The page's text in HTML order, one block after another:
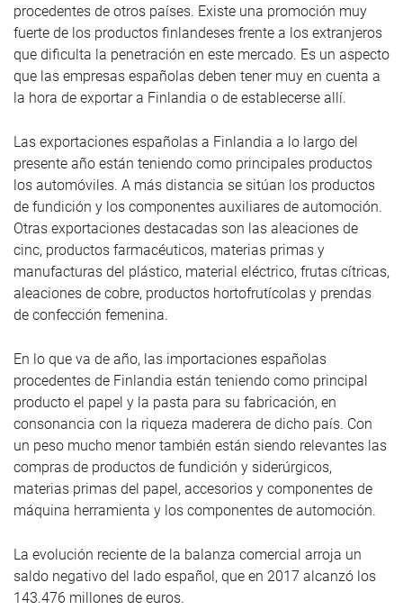
procedentes de otros países. Existe una promoción muy
fuerte de los productos finlandeses frente a los extranjeros
que dificulta la penetración en este mercado. Es un aspecto
que las empresas españolas deben tener muy en cuenta a
la hora de exportar a Finlandia o de establecerse allí.
Las exportaciones españolas a Finlandia a lo largo del
presente año están teniendo como principales productos
los automóviles. A más distancia se sitúan los productos
de fundición y los componentes auxiliares de automoción.
Otras exportaciones destacadas son las aleaciones de
cinc, productos farmacéuticos, materias primas y
manufacturas del plástico, material eléctrico, frutas cítricas,
aleaciones de cobre, productos hortofrutícolas y prendas
de confección femenina.
En lo que va de año, las importaciones españolas
procedentes de Finlandia están teniendo como principal
producto el papel y la pasta para su fabricación, en
consonancia con la riqueza maderera de dicho país. Con
un peso mucho menor también están siendo relevantes las
compras de productos de fundición y siderúrgicos,
materias primas del papel, accesorios y componentes de
máquina herramienta y los componentes de automoción.
La evolución reciente de la balanza comercial arroja un
saldo negativo del lado español, que en 2017 alcanzó los
143.476 millones de euros.